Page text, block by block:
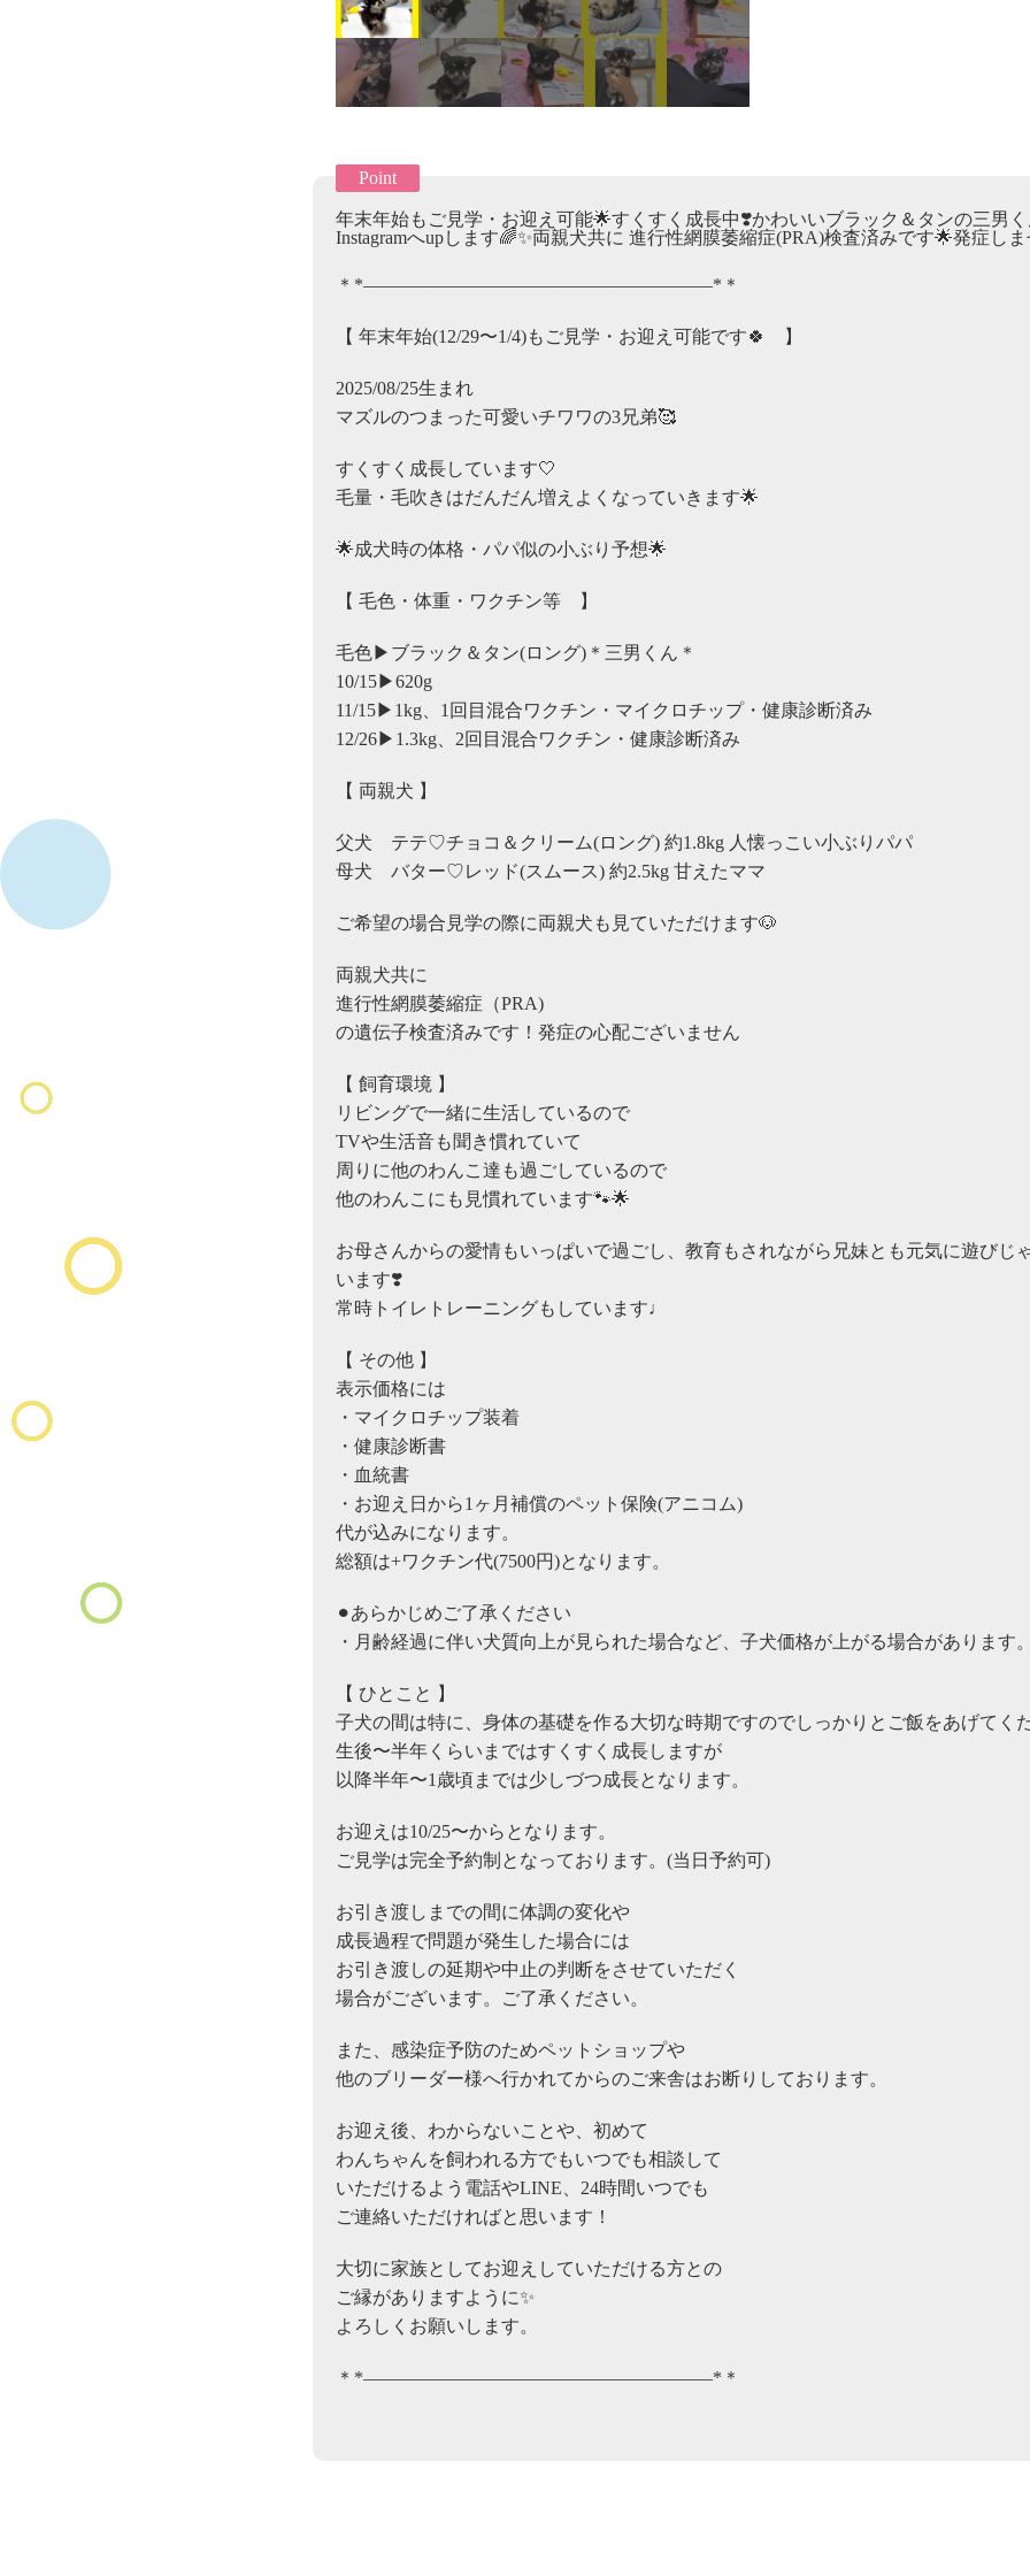
Point
年末年始もご見学・お迎え可能🌟すくすく成長中❣️かわいいブラック＆タンの三男
Instagramへupします🌈✨両親犬共に 進行性網膜萎縮症(PRA)検査済みです🌟発症し
＊*———————————————————*＊
【 年末年始(12/29〜1/4)もご見学・お迎え可能です🍀 】
2025/08/25生まれ
マズルのつまった可愛いチワワの3兄弟🥰
すくすく成長しています🤍
毛量・毛吹きはだんだん増えよくなっていきます🌟
🌟成犬時の体格・パパ似の小ぶり予想🌟
【 毛色・体重・ワクチン等 】
毛色▶︎ブラック＆タン(ロング)＊三男くん＊
10/15▶︎620g
11/15▶︎1kg、1回目混合ワクチン・マイクロチップ・健康診断済み
12/26▶︎1.3kg、2回目混合ワクチン・健康診断済み
【 両親犬 】
父犬 テテ♡チョコ＆クリーム(ロング) 約1.8kg 人懐っこい小ぶりパパ
母犬 バター♡レッド(スムース) 約2.5kg 甘えたママ
ご希望の場合見学の際に両親犬も見ていただけます🐶
両親犬共に
進行性網膜萎縮症（PRA)
の遺伝子検査済みです！発症の心配ございません
【 飼育環境 】
リビングで一緒に生活しているので
TVや生活音も聞き慣れていて
周りに他のわんこ達も過ごしているので
他のわんこにも見慣れています🐾🌟
お母さんからの愛情もいっぱいで過ごし、教育もされながら兄妹とも元気に遊びじ
います❣️
常時トイレトレーニングもしています♩
【 その他 】
表示価格には
・マイクロチップ装着
・健康診断書
・血統書
・お迎え日から1ヶ月補償のペット保険(アニコム)
代が込みになります。
総額は+ワクチン代(7500円)となります。
⚫︎あらかじめご了承ください
・月齢経過に伴い犬質向上が見られた場合など、子犬価格が上がる場合があります。
【 ひとこと 】
子犬の間は特に、身体の基礎を作る大切な時期ですのでしっかりとご飯をあげてくだ
生後〜半年くらいまではすくすく成長しますが
以降半年〜1歳頃までは少しづつ成長となります。
お迎えは10/25〜からとなります。
ご見学は完全予約制となっております。(当日予約可)
お引き渡しまでの間に体調の変化や
成長過程で問題が発生した場合には
お引き渡しの延期や中止の判断をさせていただく
場合がございます。ご了承ください。
また、感染症予防のためペットショップや
他のブリーダー様へ行かれてからのご来舎はお断りしております。
お迎え後、わからないことや、初めて
わんちゃんを飼われる方でもいつでも相談して
いただけるよう電話やLINE、24時間いつでも
ご連絡いただければと思います！
大切に家族としてお迎えしていただける方との
ご縁がありますように✨
よろしくお願いします。
＊*———————————————————*＊